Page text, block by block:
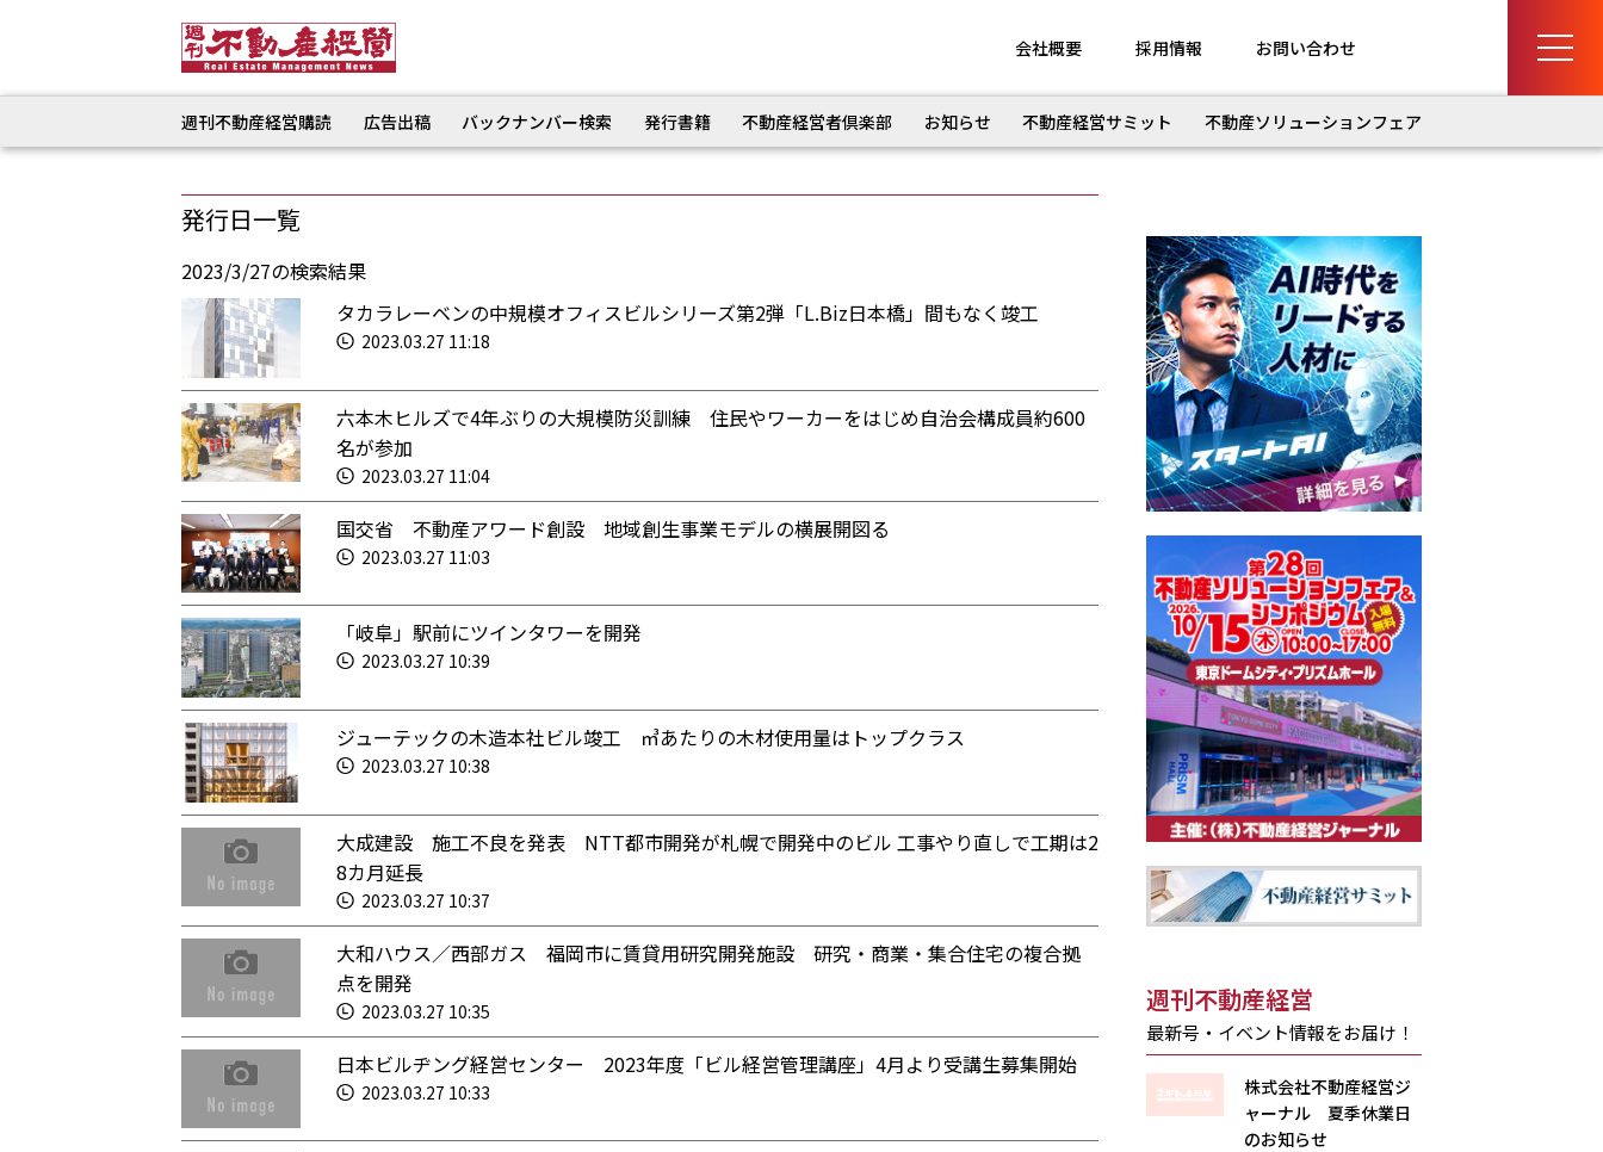
会社概要 採用情報 お問い合わせ
週刊不動産経営購読 広告出稿 バックナンバー検索 発行書籍 不動産経営者倶楽部 お知らせ 不動産経営サミット 不動産ソリューションフェア
発行日一覧
2023/3/27の検索結果
タカラレーベンの中規模オフィスビルシリーズ第2弾「L.Biz日本橋」間もなく竣工
2023.03.27 11:18
六本木ヒルズで4年ぶりの大規模防災訓練 住民やワーカーをはじめ自治会構成員約600
名が参加
2023.03.27 11:04
国交省 不動産アワード創設 地域創生事業モデルの横展開図る
2023.03.27 11:03
「岐阜」駅前にツインタワーを開発
2023.03.27 10:39
ジューテックの木造本社ビル竣工 ㎥あたりの木材使用量はトップクラス
2023.03.27 10:38
大成建設 施工不良を発表 NTT都市開発が札幌で開発中のビル 工事やり直しで工期は2
8カ月延長
2023.03.27 10:37
大和ハウス／西部ガス 福岡市に賃貸用研究開発施設 研究・商業・集合住宅の複合拠
点を開発
2023.03.27 10:35
日本ビルヂング経営センター 2023年度「ビル経営管理講座」4月より受講生募集開始
2023.03.27 10:33
週刊不動産経営
最新号・イベント情報をお届け！
株式会社不動産経営ジ
ャーナル 夏季休業日
のお知らせ